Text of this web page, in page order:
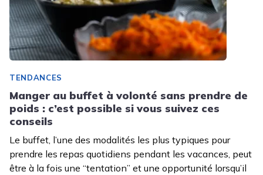
TENDANCES
Manger au buffet à volonté sans prendre de
poids : c’est possible si vous suivez ces
conseils
Le buffet, l’une des modalités les plus typiques pour
prendre les repas quotidiens pendant les vacances, peut
être à la fois une “tentation” et une opportunité lorsqu’il